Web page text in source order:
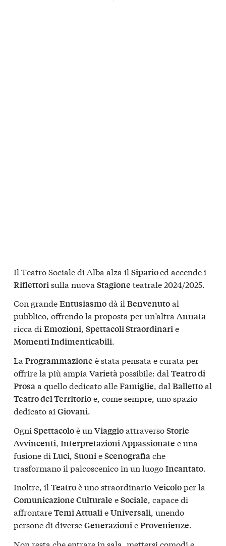
Il Teatro Sociale di Alba alza il Siparioed accende i
Riflettorisulla nuova Stagione teatrale 2024/2025.
Con grandeEntusiasmodà il Benvenutoal
pubblico, offrendo la proposta per un’altra Annata
ricca di Emozioni, Spettacoli Straordinarie
Momenti Indimenticabili.
La Programmazione è stata pensata e curata per
offrire la più ampia Varietàpossibile: dal Teatro di
Prosaa quello dedicato alleFamiglie, dal Ballettoal
Teatro del Territorioe, come sempre, uno spazio
dedicato ai Giovani.
Ogni Spettacoloè un ViaggioattraversoStorie
Avvincenti, Interpretazioni Appassionate e una
fusione di Luci, SuonieScenografiache
trasformano il palcoscenico in un luogoIncantato.
Inoltre, il Teatroè uno straordinarioVeicoloper la
Comunicazione Culturale eSociale, capace di
affrontareTemi AttualieUniversali, unendo
persone di diverseGenerazionieProvenienze.
Non resta che entrare in sala, mettersi comodi e